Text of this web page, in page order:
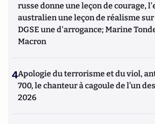
russe donne une leçon de courage,
australien une leçon de réalisme sur
DGSE une d'arrogance; Marine
Macron
4Apologie du terrorisme et du viol,
700, le chanteur à cagoule de l’un
2026